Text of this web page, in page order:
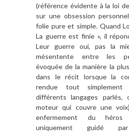
(référence évidente àla loi
sur une obsession
folie pure et simple. Quand
La guerre est finie », il r
Leur guerre oui, pas la
mésentente entre les
évoquée de la manière la
dans le récit lorsque la
rendue tout simplement
différents langages
moteur qui couvre une
enfermement du
uniquement guidé